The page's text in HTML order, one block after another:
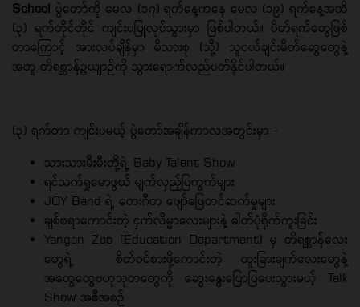
School ပွဲတော်ကို မေလ (၁၇) ရက်နေ့ကနေ မေလ (၁၉) ရက်နေ့အထိ
(၃) ရက်တိုင်တိုင် ကျင်းပပြုလုပ်သွားမှာ ဖြစ်ပါတယ်။ ပိတ်ရက်တွေဖြစ်
တာကြောင့် အားလပ်ချိန်မှာ မိသားစု (သို့) သူငယ်ချင်းမိတ်ဆွေတွေနဲ့
အတူ တိရစ္ဆာန်ဥယျာဉ်ကို သွားရောက်လည်ပတ်နိုင်ပါတယ်။
(၃) ရက်တာ ကျင်းပမယ့် ပွဲတော်အချိန်ကာလအတွင်းမှာ -
သားသားမီးမီးတို့ရဲ့ Baby Talent Show
ရင်သက်ရှုမောဖွယ် မျက်လှည့်ပြကွက်များ
JOY Band ရဲ့ တေးဂီတ ဖျော်ဖြေတင်ဆက်မှုများ
ချစ်စရာကောင်းတဲ့ ငှက်လိမ္မာလေးများနဲ့ ဓါတ်ပုံရိုက်ကူးခြင်း
Yangon Zoo (Education Department) မှ တိရစ္ဆာန်လေး
တွေရဲ့ စိတ်ဝင်စားဖို့ကောင်းတဲ့ ထူးခြားချက်လေးတွေနဲ့
အထွေထွေဗဟုသုတတွေကို ဆွေးနွေးပြောပြပေးသွားမယ့် Talk
Show အစီအစဉ်